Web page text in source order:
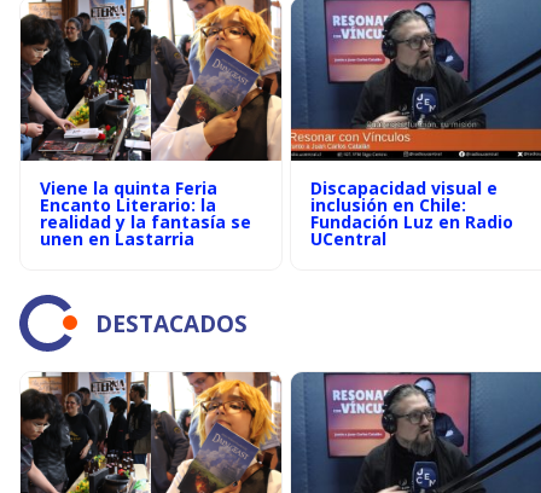
Viene la quinta Feria
Encanto Literario: la
realidad y la fantasía se
unen en Lastarria
Discapacidad visual e
inclusión en Chile:
Fundación Luz en Radio
UCentral
DESTACADOS